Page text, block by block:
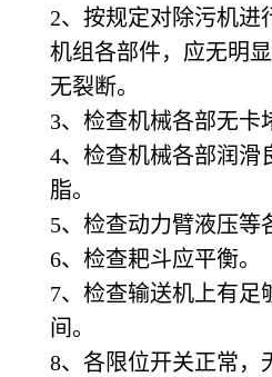
2、按规定对除污机进
机组各部件，应无明
无裂断。
3、检查机械各部无卡
4、检查机械各部润滑
脂。
5、检查动力臂液压等
6、检查耙斗应平衡。
7、检查输送机上有足
间。
8、各限位开关正常，